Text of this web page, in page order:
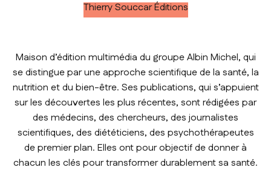
Thierry Souccar Éditions
Maison d’édition multimédia du groupe Albin Michel, qui
se distingue par une approche scientifique de la santé, la
nutrition et du bien-être. Ses publications, qui s’appuient
sur les découvertes les plus récentes, sont rédigées par
des médecins, des chercheurs, des journalistes
scientifiques, des diététiciens, des psychothérapeutes
de premier plan. Elles ont pour objectif de donner à
chacun les clés pour transformer durablement sa santé.